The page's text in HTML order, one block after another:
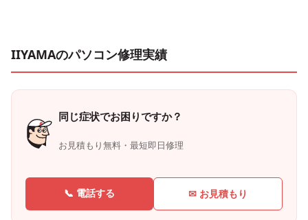
IIYAMAのパソコン修理実績
同じ症状でお困りですか？
お見積もり無料・最短即日修理
📞 電話する ✉ お見積もり